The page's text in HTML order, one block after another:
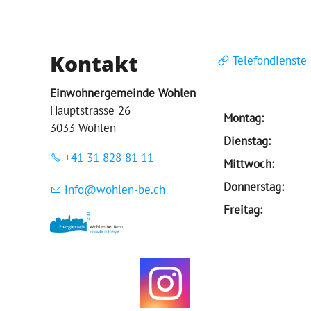
Kontakt
Einwohnergemeinde Wohlen
Hauptstrasse 26
3033 Wohlen
+41 31 828 81 11
nf w hl n-b ch
Montag:
Dienstag:
Mittwoch:
Donnerstag:
Freitag: